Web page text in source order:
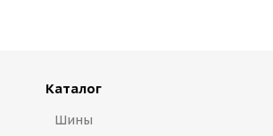
Каталог
Шины